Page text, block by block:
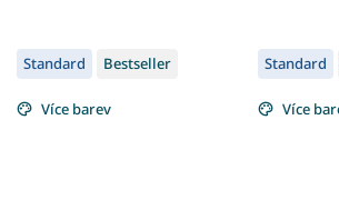
Standard Bestseller
Více barev
Standard
Více